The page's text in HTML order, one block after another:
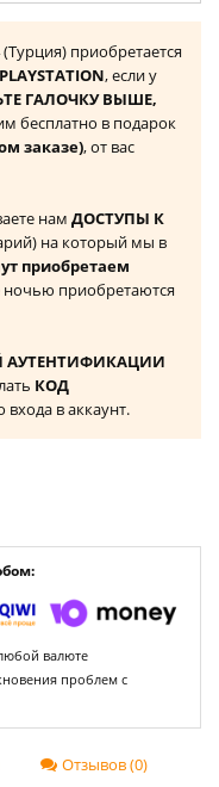
(Турция) приобретается
, если у
ГАЛОЧКУ ВЫШЕ,
бесплатно в подарок
заказе), от вас
нам ДОСТУПЫ К
на который мы в
приобретаем
приобретаются
АУТЕНТИФИКАЦИИ
КОД
в аккаунт.
валюте
проблем с
Отзывов (0)